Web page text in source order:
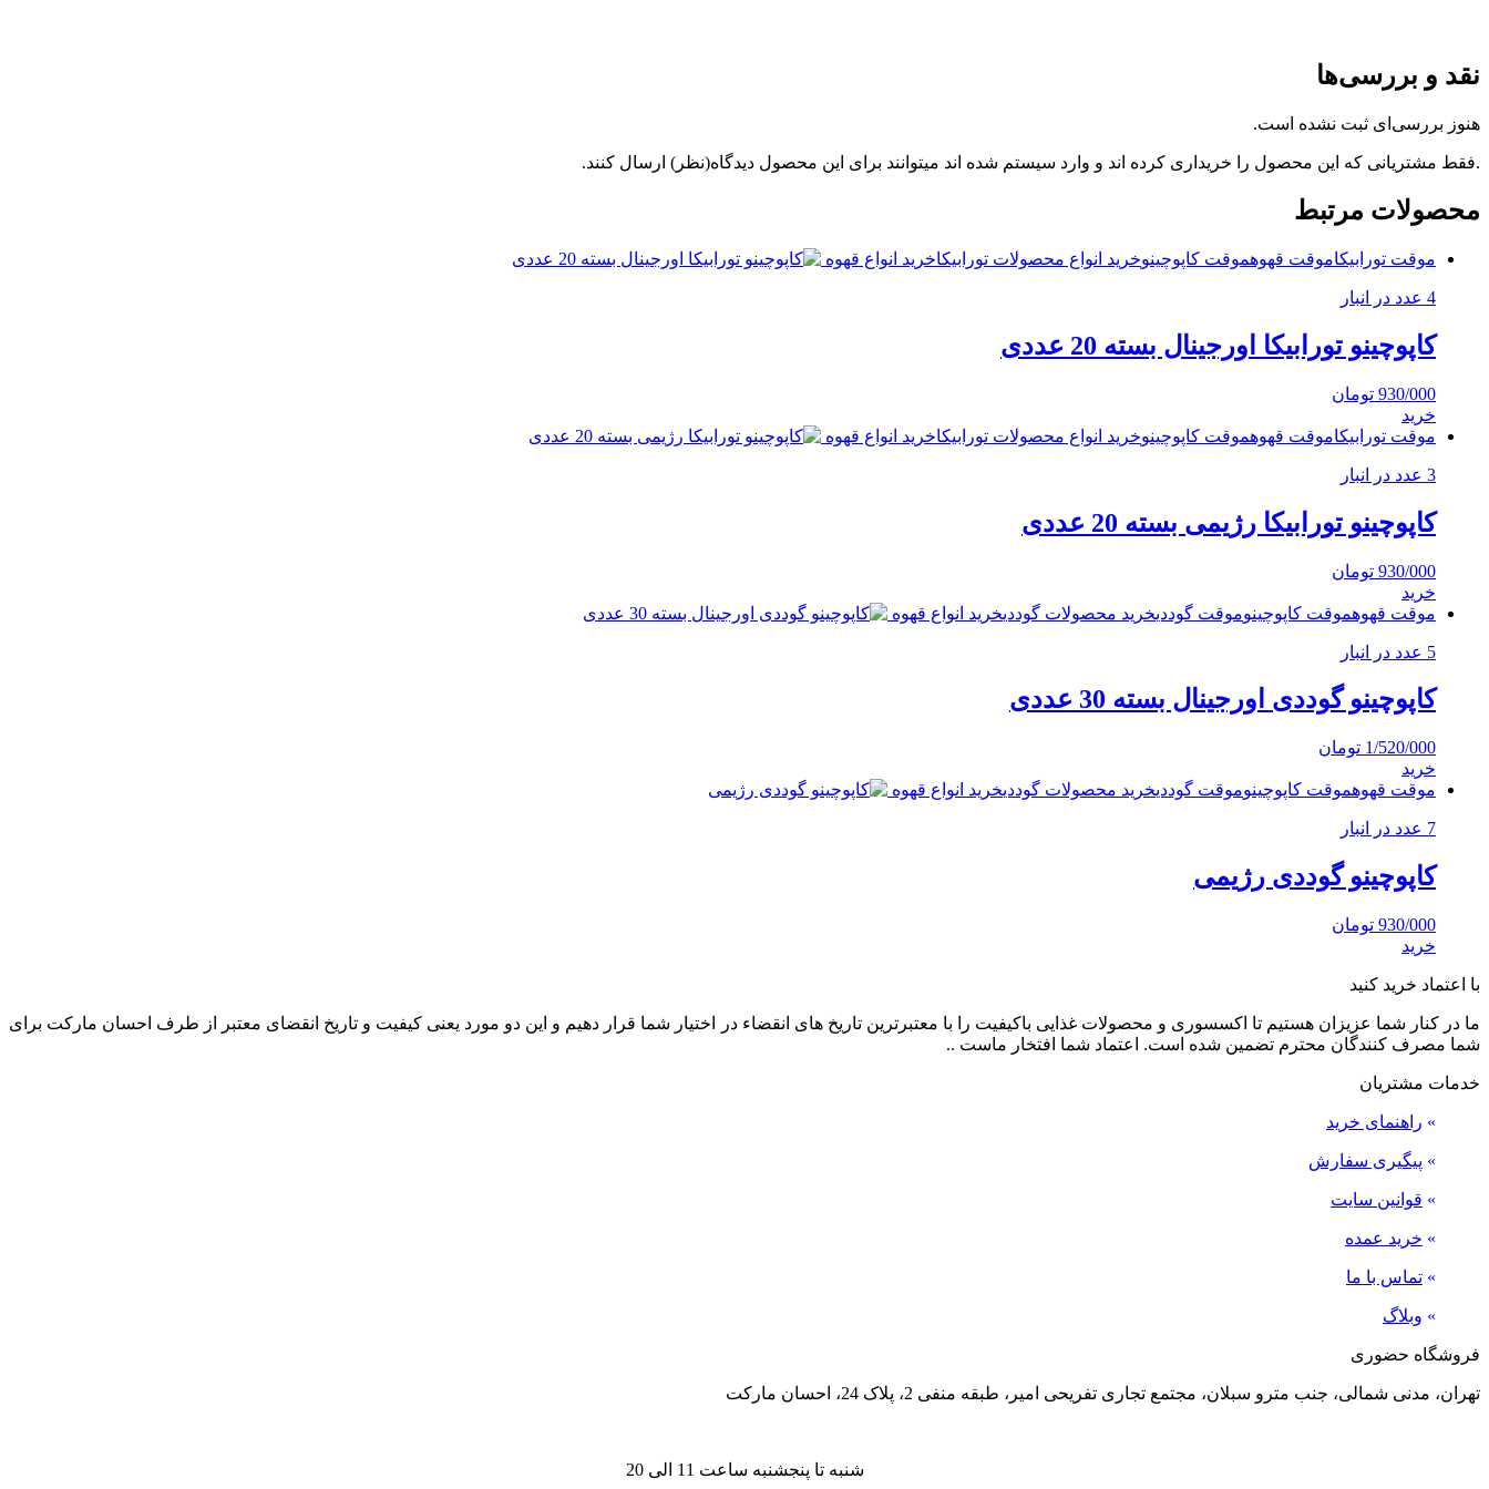
نقد و بررسی‌ها
هنوز بررسی‌ای ثبت نشده است.
.فقط مشتریانی که این محصول را خریداری کرده اند و وارد سیستم شده اند میتوانند برای این محصول دیدگاه(نظر) ارسال کنند.
محصولات مرتبط
موقت تورابیکاموقت قهوهموقت کاپوچینوخرید انواع محصولات تورابیکاخرید انواع قهوه
4 عدد در انبار
کاپوچینو تورابیکا اورجینال بسته 20 عددی
930/000 تومان
خرید
موقت تورابیکاموقت قهوهموقت کاپوچینوخرید انواع محصولات تورابیکاخرید انواع قهوه
3 عدد در انبار
کاپوچینو تورابیکا رژیمی بسته 20 عددی
930/000 تومان
خرید
موقت قهوهموقت کاپوچینوموقت گوددیخرید محصولات گوددیخرید انواع قهوه
5 عدد در انبار
کاپوچینو گوددی اورجینال بسته 30 عددی
1/520/000 تومان
خرید
موقت قهوهموقت کاپوچینوموقت گوددیخرید محصولات گوددیخرید انواع قهوه
7 عدد در انبار
کاپوچینو گوددی رژیمی
930/000 تومان
خرید
با اعتماد خرید کنید
ما در کنار شما عزیزان هستیم تا اکسسوری و محصولات غذایی باکیفیت را با معتبرترین تاریخ های انقضاء در اختیار شما قرار دهیم و این دو مورد یعنی کیفیت و تاریخ انقضای معتبر از طرف احسان مارکت برای
شما مصرف کنندگان محترم تضمین شده است. اعتماد شما افتخار ماست ..
خدمات مشتریان
» راهنمای خرید
» پیگیری سفارش
» قوانین سایت
» خرید عمده
» تماس با ما
» وبلاگ
فروشگاه حضوری
تهران، مدنی شمالی، جنب مترو سبلان، مجتمع تجاری تفریحی امیر، طبقه منفی 2، پلاک 24، احسان مارکت
شنبه تا پنجشنبه ساعت 11 الی 20